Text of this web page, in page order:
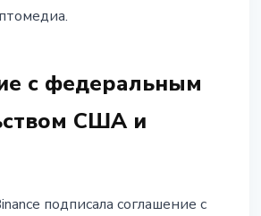
с федеральным
США и
подписала соглашение с